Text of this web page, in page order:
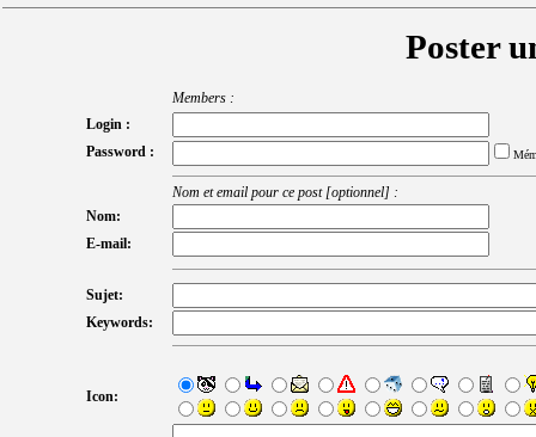
Poster
Members :
Login :
Password :
Nom et email pour ce post [optionnel] :
Nom:
E-mail:
Sujet:
Keywords:
Icon: